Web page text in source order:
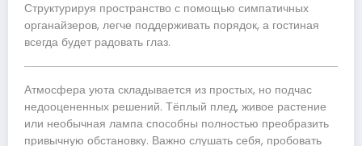
Структурируя пространство с помощью симпатичных
органайзеров, легче поддерживать порядок, а гостиная
всегда будет радовать глаз.
Атмосфера уюта складывается из простых, но подчас
недооцененных решений. Тёплый плед, живое растение
или необычная лампа способны полностью преобразить
привычную обстановку. Важно слушать себя, пробовать